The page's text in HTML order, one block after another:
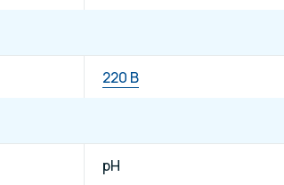
220 В
pH